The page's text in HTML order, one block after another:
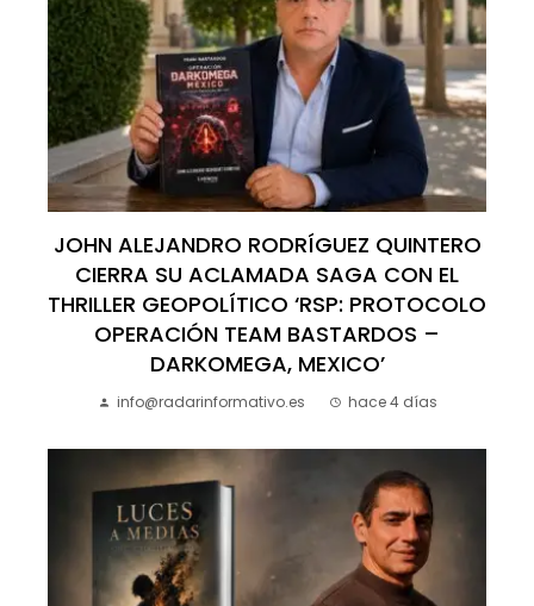
JOHN ALEJANDRO RODRÍGUEZ QUINTERO
CIERRA SU ACLAMADA SAGA CON EL
THRILLER GEOPOLÍTICO ‘RSP: PROTOCOLO
OPERACIÓN TEAM BASTARDOS –
DARKOMEGA, MEXICO’
info@radarinformativo.es hace 4 días